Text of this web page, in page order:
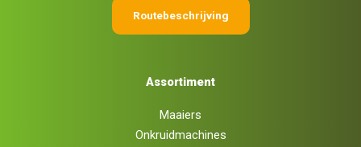
Routebeschrijving
Assortiment
Maaiers
Onkruidmachines